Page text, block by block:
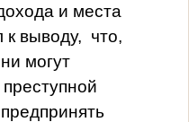
и места
к выводу, что,
могут